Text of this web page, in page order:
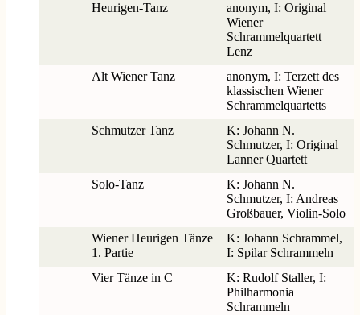
Heurigen-Tanz
anonym, I: Original
Wiener
Schrammelquartett
Lenz
Alt Wiener Tanz
anonym, I: Terzett des
klassischen Wiener
Schrammelquartetts
Schmutzer Tanz
K: Johann N.
Schmutzer, I: Original
Lanner Quartett
Solo-Tanz
K: Johann N.
Schmutzer, I: Andreas
Großbauer, Violin-Solo
Wiener Heurigen Tänze
1. Partie
K: Johann Schrammel,
I: Spilar Schrammeln
Vier Tänze in C
K: Rudolf Staller, I:
Philharmonia
Schrammeln